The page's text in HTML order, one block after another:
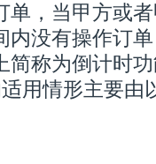
单，当甲方或
内没有操作订
简称为倒计时
用情形主要由